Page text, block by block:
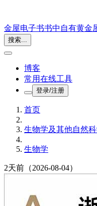
金屋电子书书中自有黄金
搜索...
博客
常用在线工具
登录/注册
首页
生物学及其他自然
生物学
2天前 （2026-08-04）